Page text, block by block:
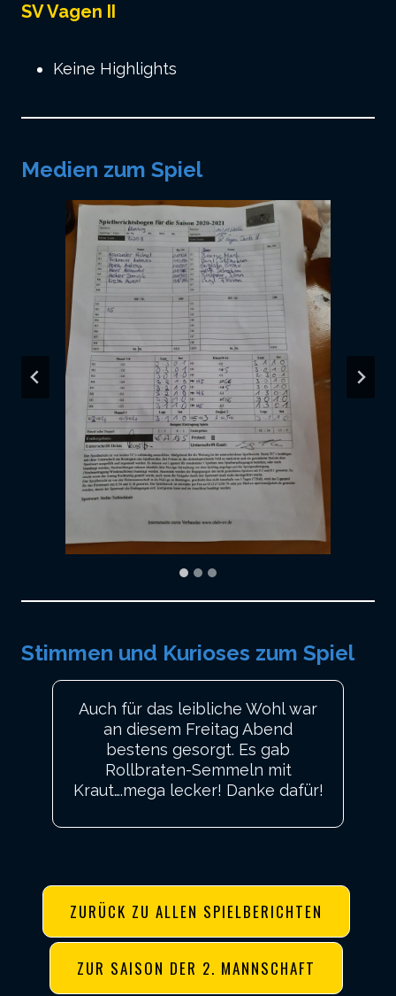
SV Vagen II
Keine Highlights
Medien zum Spiel
Stimmen und Kurioses zum Spiel
Auch für das leibliche Wohl war
an diesem Freitag Abend
bestens gesorgt. Es gab
Rollbraten-Semmeln mit
Kraut….mega lecker! Danke dafür!
ZURÜCK ZU ALLEN SPIELBERICHTEN
ZUR SAISON DER 2. MANNSCHAFT